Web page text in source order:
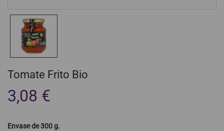
Tomate Frito Bio
3,08 €
Envase de 300 g.